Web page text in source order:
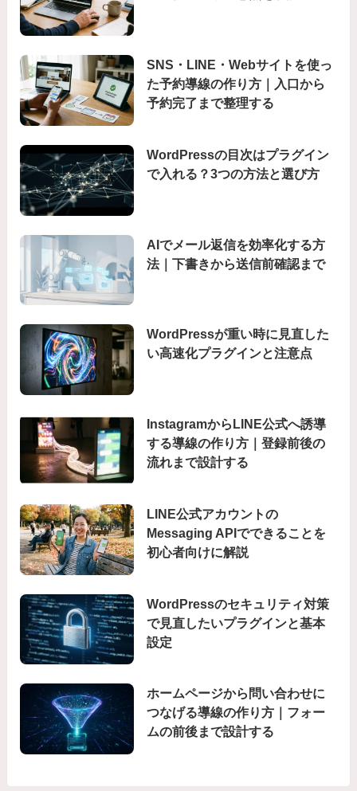
SNS・LINE・Webサイトを使っ
た予約導線の作り方｜入口から
予約完了まで整理する
WordPressの目次はプラグイン
で入れる？3つの方法と選び方
AIでメール返信を効率化する方
法｜下書きから送信前確認まで
WordPressが重い時に見直した
い高速化プラグインと注意点
InstagramからLINE公式へ誘導
する導線の作り方｜登録前後の
流れまで設計する
LINE公式アカウントの
Messaging APIでできることを
初心者向けに解説
WordPressのセキュリティ対策
で見直したいプラグインと基本
設定
ホームページから問い合わせに
つなげる導線の作り方｜フォー
ムの前後まで設計する